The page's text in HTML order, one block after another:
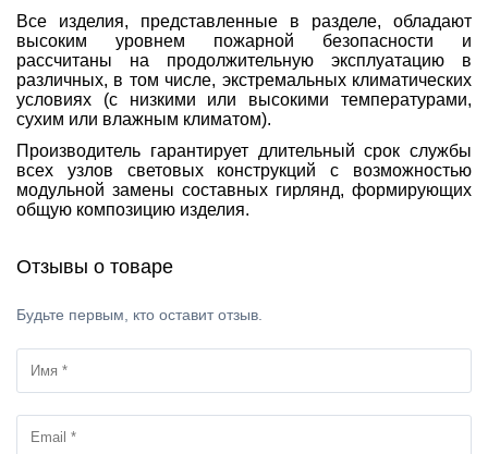
Все изделия, представленные в разделе, обладают
высоким уровнем пожарной безопасности и
рассчитаны на продолжительную эксплуатацию в
различных, в том числе, экстремальных климатических
условиях (с низкими или высокими температурами,
сухим или влажным климатом).
Производитель гарантирует длительный срок службы
всех узлов световых конструкций с возможностью
модульной замены составных гирлянд, формирующих
общую композицию изделия.
Отзывы о товаре
Будьте первым, кто оставит отзыв.